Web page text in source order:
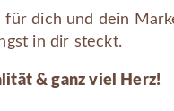
für dich und dein
in dir steckt.
& ganz viel Herz!